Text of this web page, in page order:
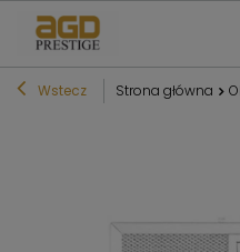
Wstecz Strona główna